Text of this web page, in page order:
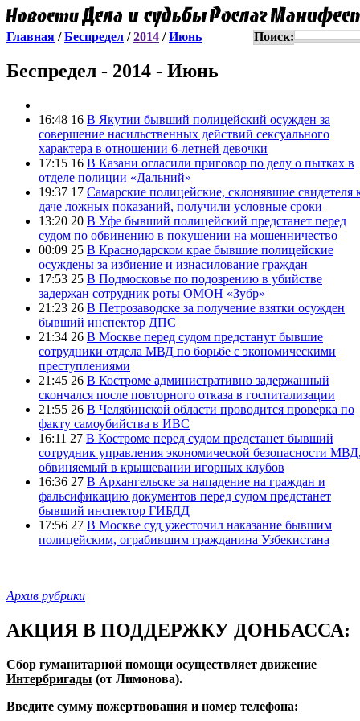
Главная /Беспредел /2014 /Июнь Поиск:
Беспредел - 2014 - Июнь
16:48 16 В Якутии бывший полицейский осужден за
совершение насильственных действий сексуального
характера в отношении 6-летней девочки
17:15 16 В Казани огласили приговор по делу о пытках в
отделе полиции «Дальний»
19:37 17 Самарские полицейские, склонявшие свидетеля
даче ложных показаний, получили условные сроки
13:20 20 В Уфе бывший полицейский предстанет перед
судом по обвинению в покушении на мошенничество
00:09 25 В Краснодарском крае бывшие полицейские
осуждены за избиение и изнасилование граждан
17:53 25 В Подмосковье по подозрению в убийстве
задержан сотрудник роты ОМОН «Зубр»
21:23 26 В Петрозаводске за получение взятки осужден
бывший инспектор ДПС
21:34 26 В Москве перед судом предстанут бывшие
сотрудники отдела МВД по борьбе с экономическими
преступлениями
21:45 26 В Костроме административно задержанный
скончался после повторного отказа в госпитализации
21:55 26 В Челябинской области проводится проверка по
факту самоубийства в ИВС
16:11 27 В Костроме перед судом предстанет бывший
сотрудник управления экономической безопасности
обвиняемый в крышевании игорных клубов
16:36 27 В Архангельске за нападение на граждан и
фальсификацию документов перед судом предстанет
бывший инспектор ГИБДД
17:56 27 В Москве суд ужесточил наказание бывшим
полицейским, ограбившим гражданина Узбекистана
Архив рубрики
АКЦИЯ В ПОДДЕРЖКУ ДОНБАССА:
Сбор гуманитарной помощи осуществляет движение
Интербригады (от Лимонова).
Введите сумму пожертвования и номер телефона: